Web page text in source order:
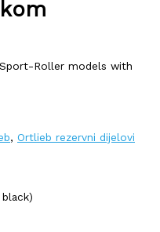
Roller models with
, Ortlieb rezervni dijelovi